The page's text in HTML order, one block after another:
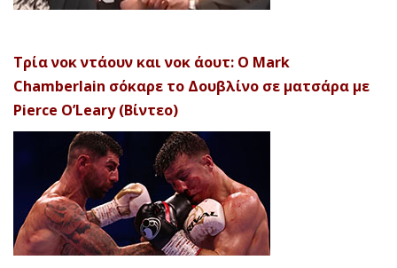
Τρία νοκ ντάουν και νοκ άουτ: Ο Mark
Chamberlain σόκαρε το Δουβλίνο σε ματσάρα με
Pierce O’Leary (Βίντεο)